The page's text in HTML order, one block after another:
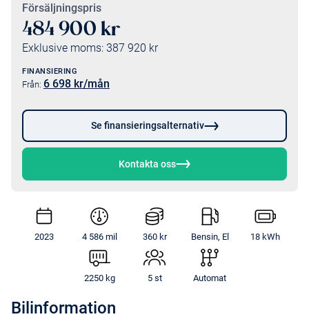
Försäljningspris
484 900 kr
Exklusive moms: 387 920 kr
FINANSIERING
Från: 6 698 kr/mån
Se finansieringsalternativ
Kontakta oss
2023 4 586 mil 360 kr Bensin, El 18 kWh
2250 kg 5 st Automat
Bilinformation